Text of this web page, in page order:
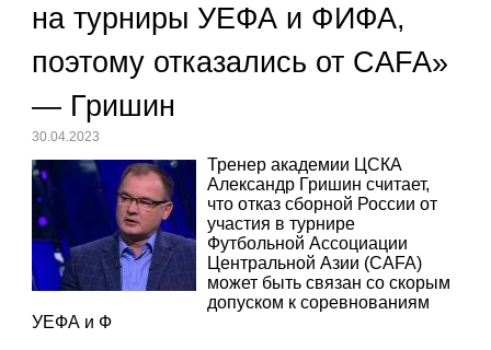
на турниры УЕФА и ФИФА,
поэтому отказались от CAFA»
— Гришин
30.04.2023
Тренер академии ЦСКА
Александр Гришин считает,
что отказ сборной России от
участия в турнире
Футбольной Ассоциации
Центральной Азии (CAFA)
может быть связан со скорым
допуском к соревнованиям
УЕФА и Ф